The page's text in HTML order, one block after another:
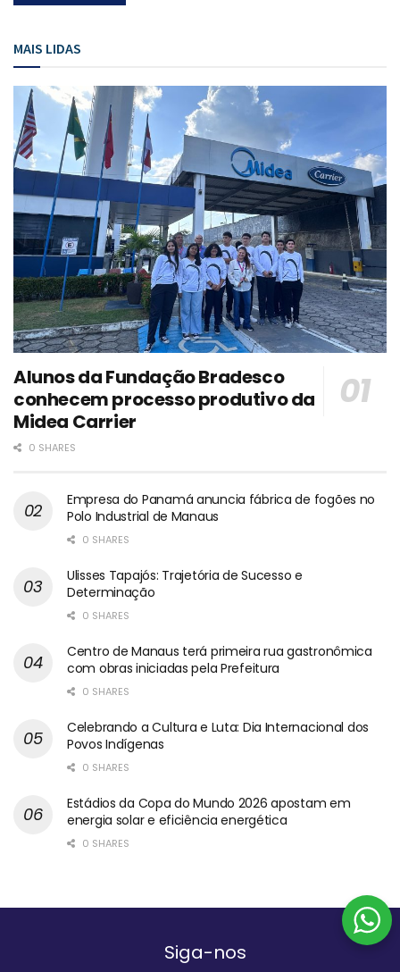
MAIS LIDAS
Alunos da Fundação Bradesco
conhecem processo produtivo da
Midea Carrier
0 SHARES
Empresa do Panamá anuncia fábrica de fogões no
Polo Industrial de Manaus
0 SHARES
Ulisses Tapajós: Trajetória de Sucesso e
Determinação
0 SHARES
Centro de Manaus terá primeira rua gastronômica
com obras iniciadas pela Prefeitura
0 SHARES
Celebrando a Cultura e Luta: Dia Internacional dos
Povos Indígenas
0 SHARES
Estádios da Copa do Mundo 2026 apostam em
energia solar e eficiência energética
0 SHARES
Siga-nos